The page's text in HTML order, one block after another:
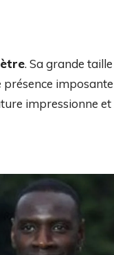
. Sa grande
imposante
impressionne